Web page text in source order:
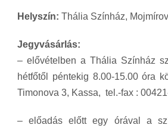
Helyszín: Thália Színház,
Jegyvásárlás:
– elővételben a Thália Színház
hétfőtől péntekig 8.00-15.00 óra
Timonova 3, Kassa, tel.-fax :
– előadás előtt egy órával a